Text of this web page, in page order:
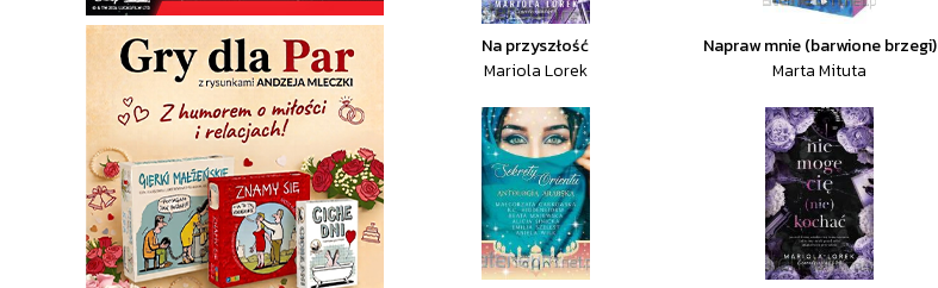
Na przyszłość
Mariola Lorek
Napraw mnie (barwione brzegi)
Marta Mituta